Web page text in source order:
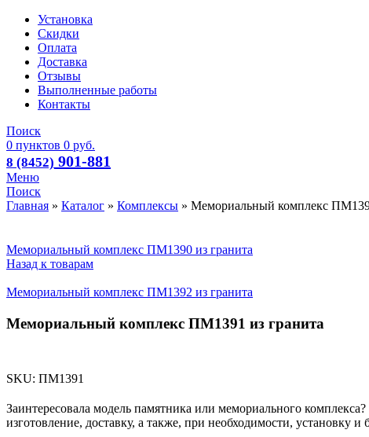
Установка
Скидки
Оплата
Доставка
Отзывы
Выполненные работы
Контакты
Поиск
0 пунктов 0 руб.
8 (8452) 901-881
Меню
Поиск
Главная » Каталог » Комплексы » Мемориальный комплекс
Мемориальный комплекс ПМ1390 из гранита
Назад к товарам
Мемориальный комплекс ПМ1392 из гранита
Мемориальный комплекс ПМ1391 из гранита
SKU: ПМ1391
Заинтересовала модель памятника или мемориального
изготовление, доставку, а также, при необходимости, установку и